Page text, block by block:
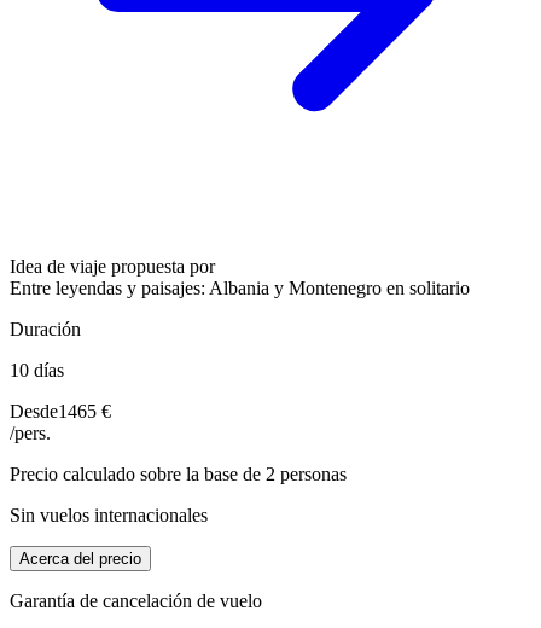
Idea de viaje propuesta por
Entre leyendas y paisajes: Albania y Montenegro en solitario
Duración
10 días
Desde1465 €
/pers.
Precio calculado sobre la base de 2 personas
Sin vuelos internacionales
Acerca del precio
Garantía de cancelación de vuelo